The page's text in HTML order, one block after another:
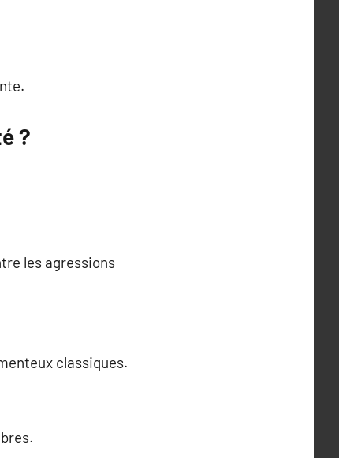
?
les agressions
classiques.